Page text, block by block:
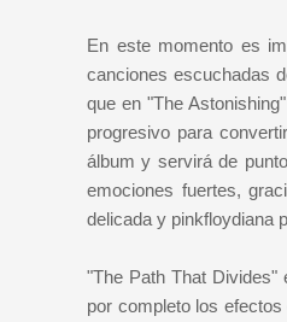
En este momento es
canciones escuchadas
que en "The
progresivo para
álbum y servirá de
emociones fuertes,
delicada y pinkfloydiana
"The Path That Divides"
por completo los